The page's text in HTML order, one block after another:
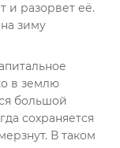
и разорвет её.
зиму
в землю
большой
сохраняется
. В таком